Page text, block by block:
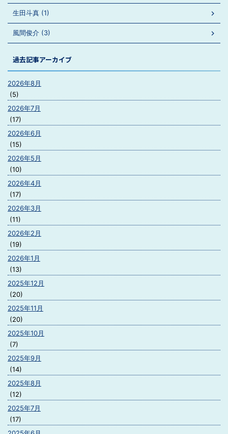
生田斗真 (1)
風間俊介 (3)
過去記事アーカイブ
2026年8月
(5)
2026年7月
(17)
2026年6月
(15)
2026年5月
(10)
2026年4月
(17)
2026年3月
(11)
2026年2月
(19)
2026年1月
(13)
2025年12月
(20)
2025年11月
(20)
2025年10月
(7)
2025年9月
(14)
2025年8月
(12)
2025年7月
(17)